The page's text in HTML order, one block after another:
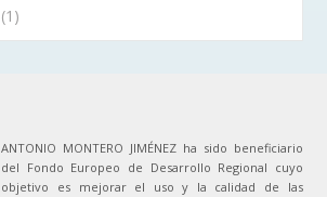
(1)
ANTONIO MONTERO JIMÉNEZ ha sido beneficiario
del Fondo Europeo de Desarrollo Regional cuyo
objetivo es mejorar el uso y la calidad de las